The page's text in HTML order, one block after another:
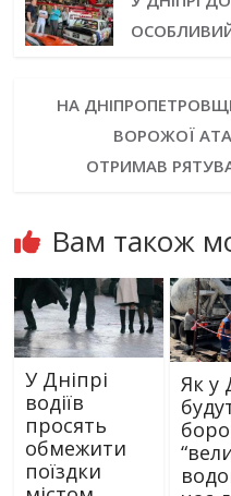
ОСОБЛИВИЙ
НА
ВОРОЖОЇ
ОТРИМАВ
Вам також
У Дніпрі
водіїв
просять
обмежити
поїздки
Як у